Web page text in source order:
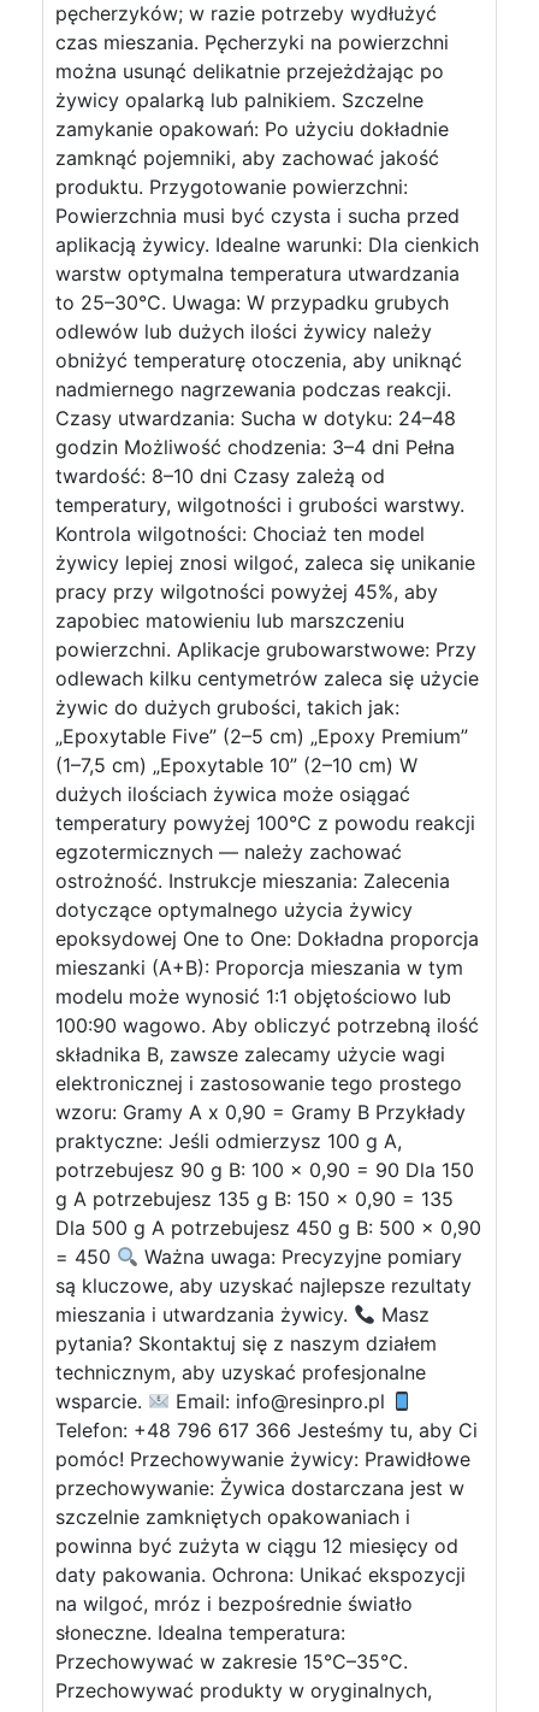
pęcherzyków; w razie potrzeby wydłużyć
czas mieszania. Pęcherzyki na powierzchni
można usunąć delikatnie przejeżdżając po
żywicy opalarką lub palnikiem. Szczelne
zamykanie opakowań: Po użyciu dokładnie
zamknąć pojemniki, aby zachować jakość
produktu. Przygotowanie powierzchni:
Powierzchnia musi być czysta i sucha przed
aplikacją żywicy. Idealne warunki: Dla cienkich
warstw optymalna temperatura utwardzania
to 25–30°C. Uwaga: W przypadku grubych
odlewów lub dużych ilości żywicy należy
obniżyć temperaturę otoczenia, aby uniknąć
nadmiernego nagrzewania podczas reakcji.
Czasy utwardzania: Sucha w dotyku: 24–48
godzin Możliwość chodzenia: 3–4 dni Pełna
twardość: 8–10 dni Czasy zależą od
temperatury, wilgotności i grubości warstwy.
Kontrola wilgotności: Chociaż ten model
żywicy lepiej znosi wilgoć, zaleca się unikanie
pracy przy wilgotności powyżej 45%, aby
zapobiec matowieniu lub marszczeniu
powierzchni. Aplikacje grubowarstwowe: Przy
odlewach kilku centymetrów zaleca się użycie
żywic do dużych grubości, takich jak:
„Epoxytable Five” (2–5 cm) „Epoxy Premium”
(1–7,5 cm) „Epoxytable 10” (2–10 cm) W
dużych ilościach żywica może osiągać
temperatury powyżej 100°C z powodu reakcji
egzotermicznych — należy zachować
ostrożność. Instrukcje mieszania: Zalecenia
dotyczące optymalnego użycia żywicy
epoksydowej One to One: Dokładna proporcja
mieszanki (A+B): Proporcja mieszania w tym
modelu może wynosić 1:1 objętościowo lub
100:90 wagowo. Aby obliczyć potrzebną ilość
składnika B, zawsze zalecamy użycie wagi
elektronicznej i zastosowanie tego prostego
wzoru: Gramy A x 0,90 = Gramy B Przykłady
praktyczne: Jeśli odmierzysz 100 g A,
potrzebujesz 90 g B: 100 x 0,90 = 90 Dla 150
g A potrzebujesz 135 g B: 150 x 0,90 = 135
Dla 500 g A potrzebujesz 450 g B: 500 x 0,90
= 450
Ważna uwaga: Precyzyjne pomiary
są kluczowe, aby uzyskać najlepsze rezultaty
mieszania i utwardzania żywicy.
Masz
pytania? Skontaktuj się z naszym działem
technicznym, aby uzyskać profesjonalne
wsparcie.
Email: info@resinpro.pl
Telefon: +48 796 617 366 Jesteśmy tu, aby Ci
pomóc! Przechowywanie żywicy: Prawidłowe
przechowywanie: Żywica dostarczana jest w
szczelnie zamkniętych opakowaniach i
powinna być zużyta w ciągu 12 miesięcy od
daty pakowania. Ochrona: Unikać ekspozycji
na wilgoć, mróz i bezpośrednie światło
słoneczne. Idealna temperatura:
Przechowywać w zakresie 15°C–35°C.
Przechowywać produkty w oryginalnych,